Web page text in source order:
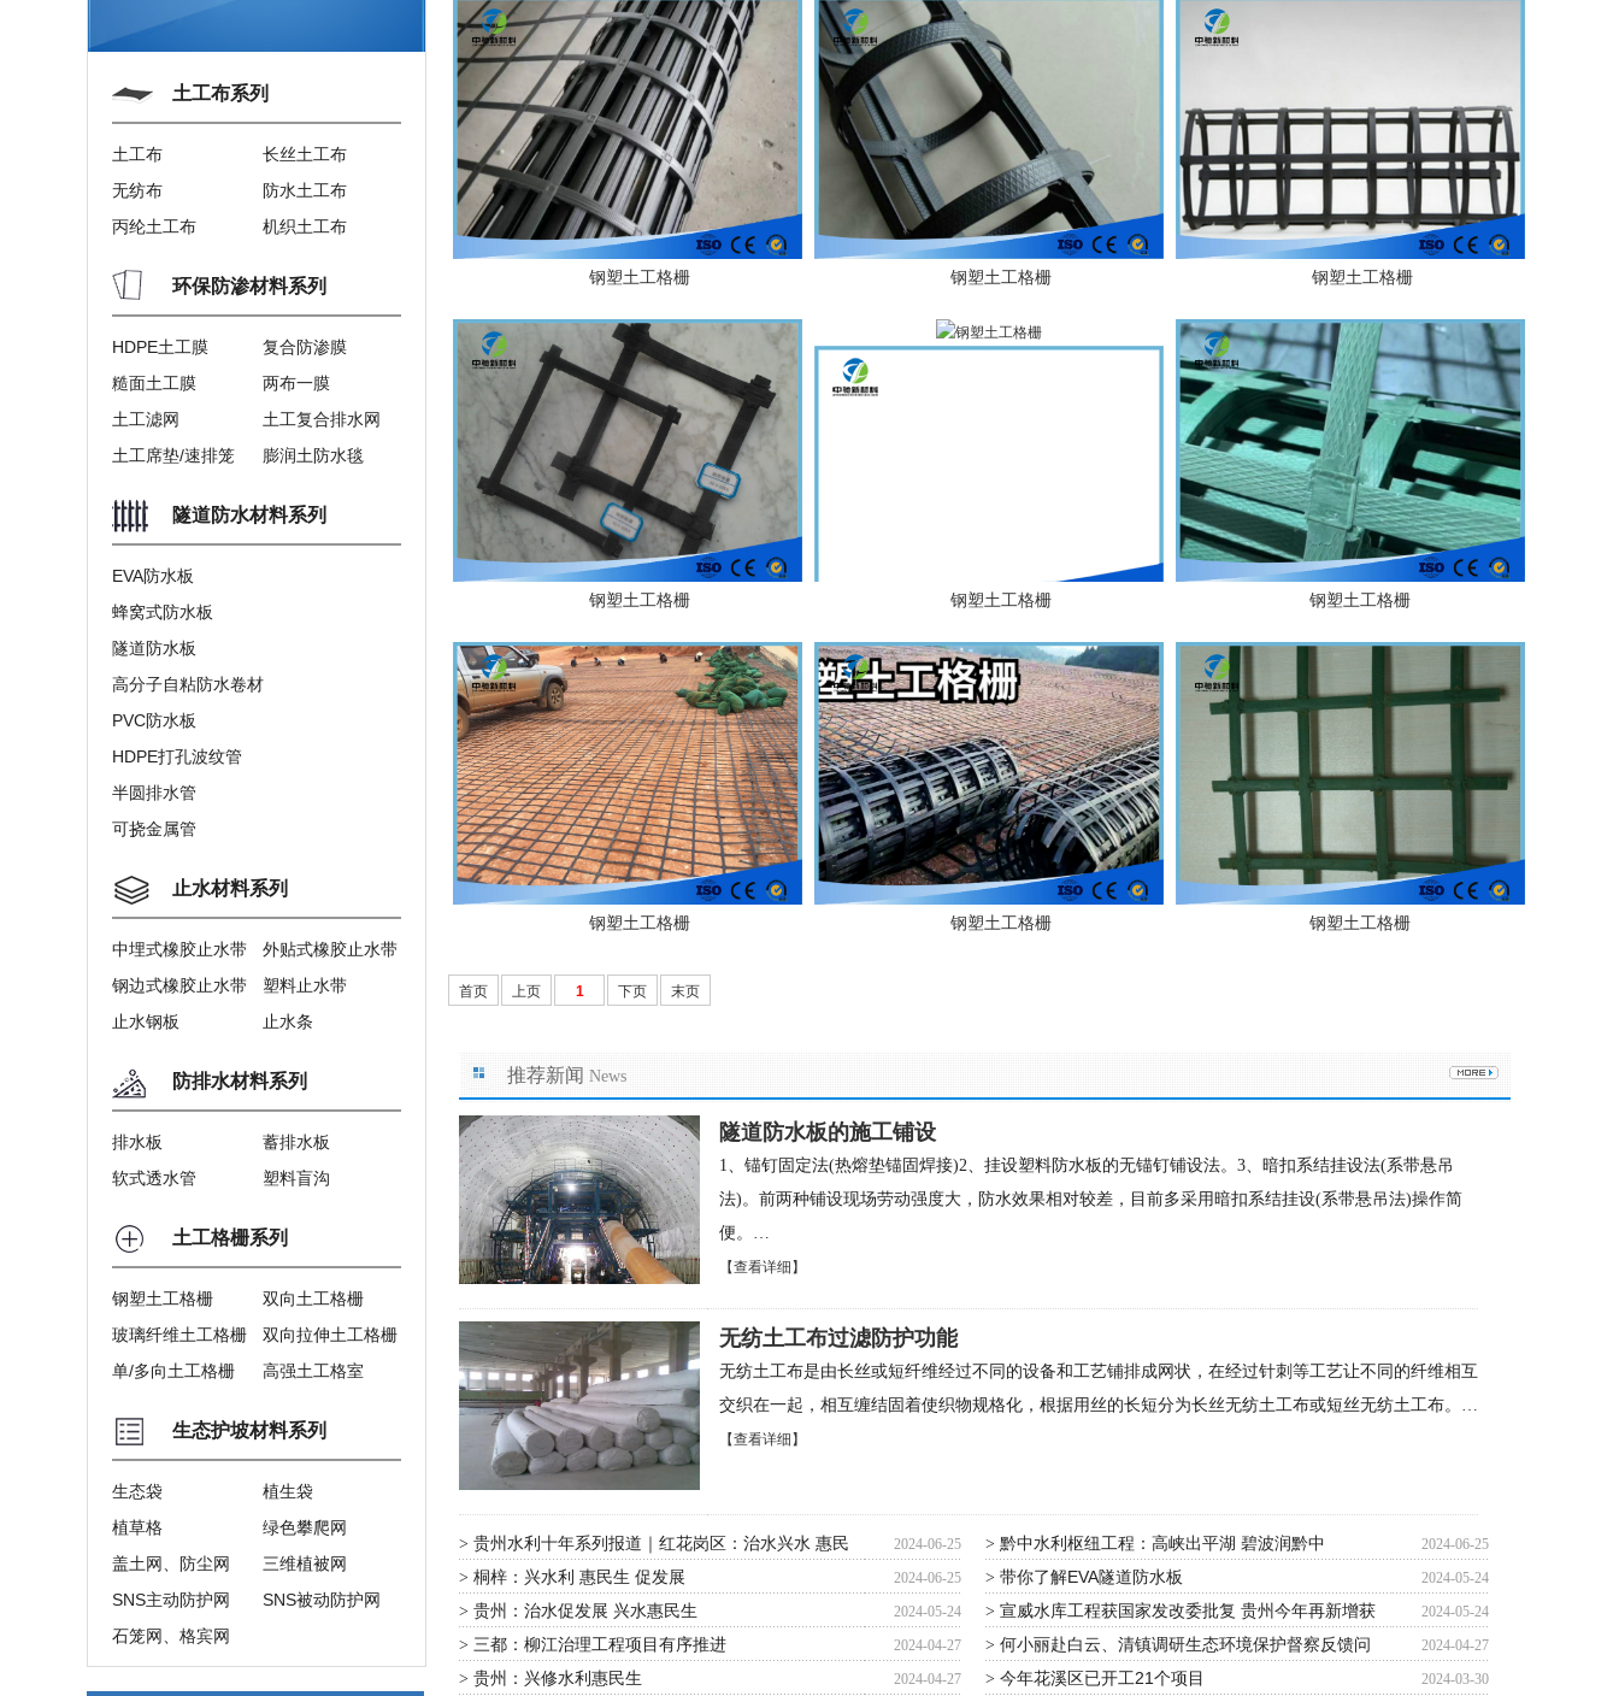
土工布系列
土工布
长丝土工布
无纺布
防水土工布
丙纶土工布
机织土工布
环保防渗材料系列
HDPE土工膜
复合防渗膜
糙面土工膜
两布一膜
土工滤网
土工复合排水网
土工席垫/速排笼
膨润土防水毯
隧道防水材料系列
EVA防水板
蜂窝式防水板
隧道防水板
高分子自粘防水卷材
PVC防水板
HDPE打孔波纹管
半圆排水管
可挠金属管
止水材料系列
中埋式橡胶止水带
外贴式橡胶止水带
钢边式橡胶止水带
塑料止水带
止水钢板
止水条
防排水材料系列
排水板
蓄排水板
软式透水管
塑料盲沟
土工格栅系列
钢塑土工格栅
双向土工格栅
玻璃纤维土工格栅
双向拉伸土工格栅
单/多向土工格栅
高强土工格室
生态护坡材料系列
生态袋
植生袋
植草格
绿色攀爬网
盖土网、防尘网
三维植被网
SNS主动防护网
SNS被动防护网
石笼网、格宾网
钢塑土工格栅 钢塑土工格栅 钢塑土工格栅
钢塑土工格栅 钢塑土工格栅 钢塑土工格栅
钢塑土工格栅 钢塑土工格栅 钢塑土工格栅
首页 上页 1 下页 末页
推荐新闻 News
隧道防水板的施工铺设
1、锚钉固定法(热熔垫锚固焊接)2、挂设塑料防水板的无锚钉铺设法。3、暗扣系结挂设法(系带悬吊
法)。前两种铺设现场劳动强度大，防水效果相对较差，目前多采用暗扣系结挂设(系带悬吊法)操作简
便。…
【查看详细】
无纺土工布过滤防护功能
无纺土工布是由长丝或短纤维经过不同的设备和工艺铺排成网状，在经过针刺等工艺让不同的纤维相互
交织在一起，相互缠结固着使织物规格化，根据用丝的长短分为长丝无纺土工布或短丝无纺土工布。…
【查看详细】
> 贵州水利十年系列报道｜红花岗区：治水兴水 惠民 2024-06-25 > 黔中水利枢纽工程：高峡出平湖 碧波润黔中 2024-06-25
> 桐梓：兴水利 惠民生 促发展 2024-06-25 > 带你了解EVA隧道防水板 2024-05-24
> 贵州：治水促发展 兴水惠民生 2024-05-24 > 宣威水库工程获国家发改委批复 贵州今年再新增获 2024-05-24
> 三都：柳江治理工程项目有序推进 2024-04-27 > 何小丽赴白云、清镇调研生态环境保护督察反馈问 2024-04-27
> 贵州：兴修水利惠民生 2024-04-27 > 今年花溪区已开工21个项目 2024-03-30